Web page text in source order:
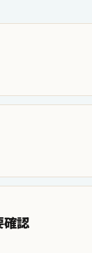
確認